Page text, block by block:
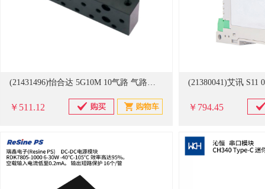
(21431496)怡合达 5G10M 10气路 气路拓展模块(单位：个)
￥511.12 ￥794.45